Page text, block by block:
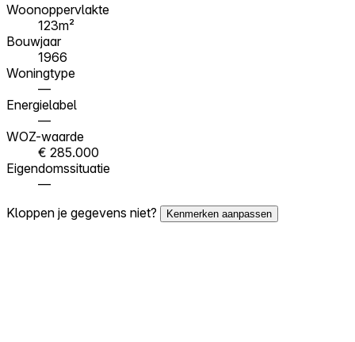
Woonoppervlakte
123m²
Bouwjaar
1966
Woningtype
—
Energielabel
—
WOZ-waarde
€ 285.000
Eigendomssituatie
—
Kloppen je gegevens niet?
Kenmerken aanpassen